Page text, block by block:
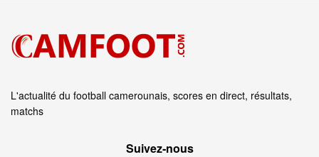
L'actualité du football camerounais, scores en direct, résultats,
matchs
Suivez‑nous